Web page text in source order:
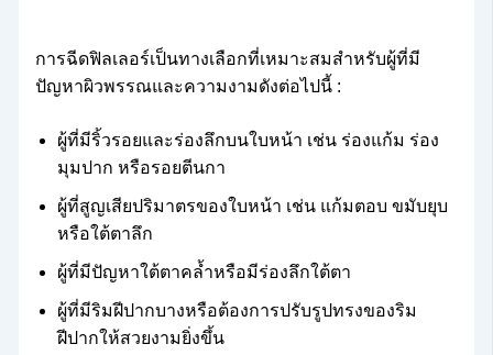
การฉีดฟิลเลอร์เป็นทางเลือกที่เหมาะสมสำหรับผู้ที่มี
ปัญหาผิวพรรณและความงามดังต่อไปนี้ :
ผู้ที่มีริ้วรอยและร่องลึกบนใบหน้า เช่น ร่องแก้ม ร่อง
มุมปาก หรือรอยตีนกา
ผู้ที่สูญเสียปริมาตรของใบหน้า เช่น แก้มตอบ ขมับยุบ
หรือใต้ตาลึก
ผู้ที่มีปัญหาใต้ตาคล้ำหรือมีร่องลึกใต้ตา
ผู้ที่มีริมฝีปากบางหรือต้องการปรับรูปทรงของริม
ฝีปากให้สวยงามยิ่งขึ้น